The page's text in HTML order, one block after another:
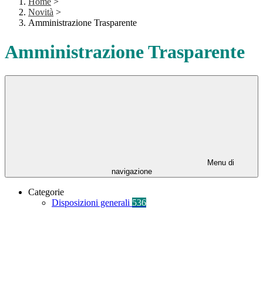
Novità >
Amministrazione Trasparente
Amministrazione Trasparente
Menu di
navigazione
Categorie
Disposizioni generali 536